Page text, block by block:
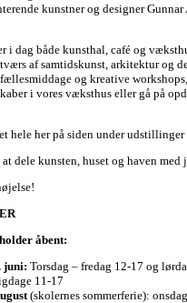
kunstner og designer
i dag både kunsthal, café og
af samtidskunst, arkitektur og
fællesmiddage og kreative
i vores væksthus eller gå på
hele her på siden under udstillinger
dele kunsten, huset og haven med
åbent:
juni: Torsdag – fredag 12-17 og
11-17
(skolernes sommerferie):